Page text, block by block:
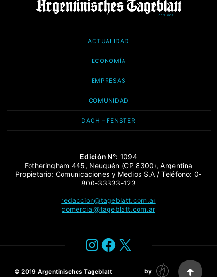
ACTUALIDAD
ECONOMÍA
EMPRESAS
COMUNIDAD
DACH – FENSTER
Edición N°: 1094
Fotheringham 445, Neuquén (CP 8300), Argentina
Propietario: Comunicaciones y Medios S.A / Teléfono: 0-
800-33333-123
redaccion@tageblatt.com.ar
comercial@tageblatt.com.ar
Instagram
Facebook
X
© 2019 Argentinisches Tageblatt by